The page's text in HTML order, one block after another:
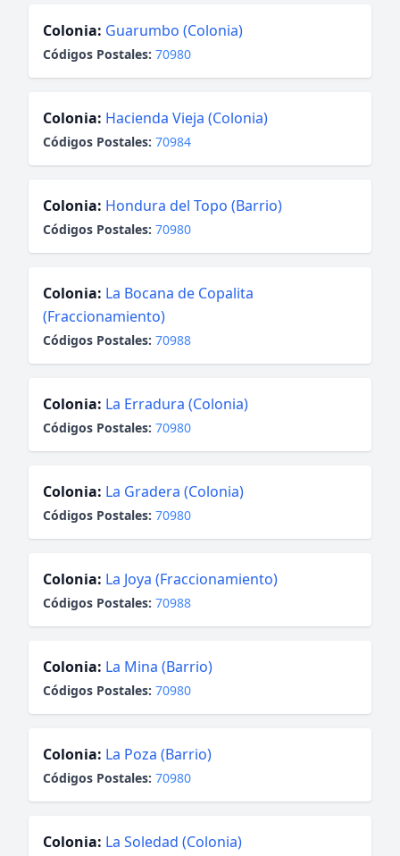
Colonia: Guarumbo (Colonia)
Códigos Postales: 70980
Colonia: Hacienda Vieja (Colonia)
Códigos Postales: 70984
Colonia: Hondura del Topo (Barrio)
Códigos Postales: 70980
Colonia: La Bocana de Copalita
(Fraccionamiento)
Códigos Postales: 70988
Colonia: La Erradura (Colonia)
Códigos Postales: 70980
Colonia: La Gradera (Colonia)
Códigos Postales: 70980
Colonia: La Joya (Fraccionamiento)
Códigos Postales: 70988
Colonia: La Mina (Barrio)
Códigos Postales: 70980
Colonia: La Poza (Barrio)
Códigos Postales: 70980
Colonia: La Soledad (Colonia)